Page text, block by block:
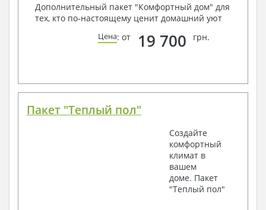
Дополнительный пакет "Комфортный дом" для
тех, кто по-настоящему ценит домашний уют
Цена: от 19 700 грн.
Пакет "Теплый пол"
Создайте
комфортный
климат в
вашем
доме. Пакет
"Теплый пол"